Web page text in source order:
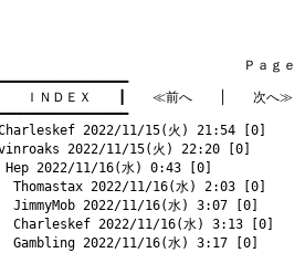
ｅ
ＩＮＤＥＸ ≪前へ
次へ≫
2022/11/15(火) 21:54 [0]
2022/11/15(火) 22:20 [0]
2022/11/16(水) 0:43 [0]
Thomastax 2022/11/16(水) 2:03 [0]
JimmyMob 2022/11/16(水) 3:07 [0]
Charleskef 2022/11/16(水) 3:13 [0]
Gambling 2022/11/16(水) 3:17 [0]